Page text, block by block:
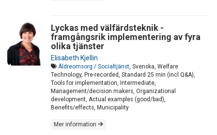
Lyckas med välfärdsteknik -
framgångsrik implementering av fyra
olika tjänster
Elisabeth Kjellin
Äldreomsorg / Socialtjänst, Svenska, Welfare
Technology, Pre-recorded, Standard 25 min (incl Q&A),
Tools for implementation, Intermediate,
Management/decision makers, Organizational
development, Actual examples (good/bad),
Benefits/effects, Municipality
Mer information